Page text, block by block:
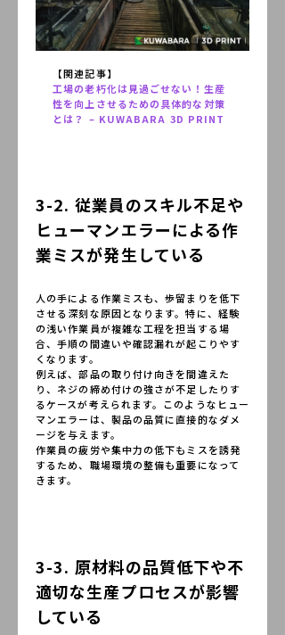
【関連記事】
工場の老朽化は見過ごせない！生産
性を向上させるための具体的な対策
とは？ – KUWABARA 3D PRINT
3-2. 従業員のスキル不足や
ヒューマンエラーによる作
業ミスが発生している
人の手による作業ミスも、歩留まりを低下
させる深刻な原因となります。特に、経験
の浅い作業員が複雑な工程を担当する場
合、手順の間違いや確認漏れが起こりやす
くなります。
例えば、部品の取り付け向きを間違えた
り、ネジの締め付けの強さが不足したりす
るケースが考えられます。このようなヒュー
マンエラーは、製品の品質に直接的なダメ
ージを与えます。
作業員の疲労や集中力の低下もミスを誘発
するため、職場環境の整備も重要になって
きます。
3-3. 原材料の品質低下や不
適切な生産プロセスが影響
している